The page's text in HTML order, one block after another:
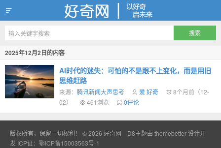
好奇网
2025年12月2日的内容
AI时代的迷失：可怕的不是跟不上变化，而是用旧
思维赶路
来源： 腾讯新闻大声思考 爱 好奇
8个月前（12-
02）
461浏览 0评论
版权所有，保留一切权利！ © 2026 好奇网 D8主题由 themebetter设计开
发 ICP证：鄂ICP备15003563号-1